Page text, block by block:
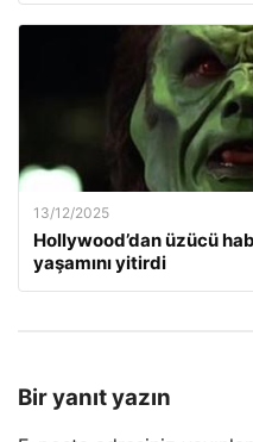
13/12/2025
Hollywood’dan üzücü
yaşamını yitirdi
Bir yanıt yazın